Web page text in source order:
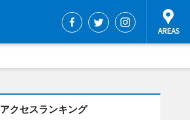
アクセスランキング